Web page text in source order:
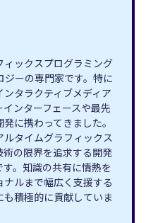
ックスプログラミング
ジーの専門家です。特に
タラクティブメディア
ンターフェースや最先
に携わってきました。
タイムグラフィックス
の限界を追求する開発
。知識の共有に情熱を
ルまで幅広く支援する
積極的に貢献していま